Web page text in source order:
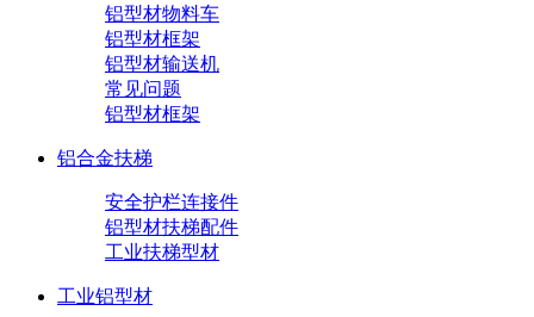
铝型材物料车
铝型材框架
铝型材输送机
常见问题
铝型材框架
铝合金扶梯
安全护栏连接件
铝型材扶梯配件
工业扶梯型材
工业铝型材